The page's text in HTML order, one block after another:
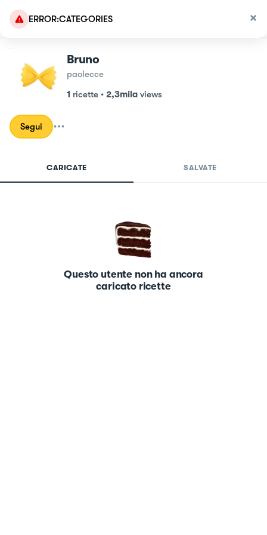
ERROR:CATEGORIES
Bruno
paolecce
1 ricette • 2,3mila views
Segui
CARICATE SALVATE
Questo utente non ha ancora
caricato ricette